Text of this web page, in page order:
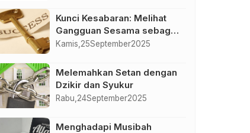
Kunci Kesabaran: Melihat
Gangguan Sesama sebagai
Jalan Menuju Kemuliaan
Kamis, 25September2025
Melemahkan Setan dengan
Dzikir dan Syukur
Rabu, 24September2025
Menghadapi Musibah